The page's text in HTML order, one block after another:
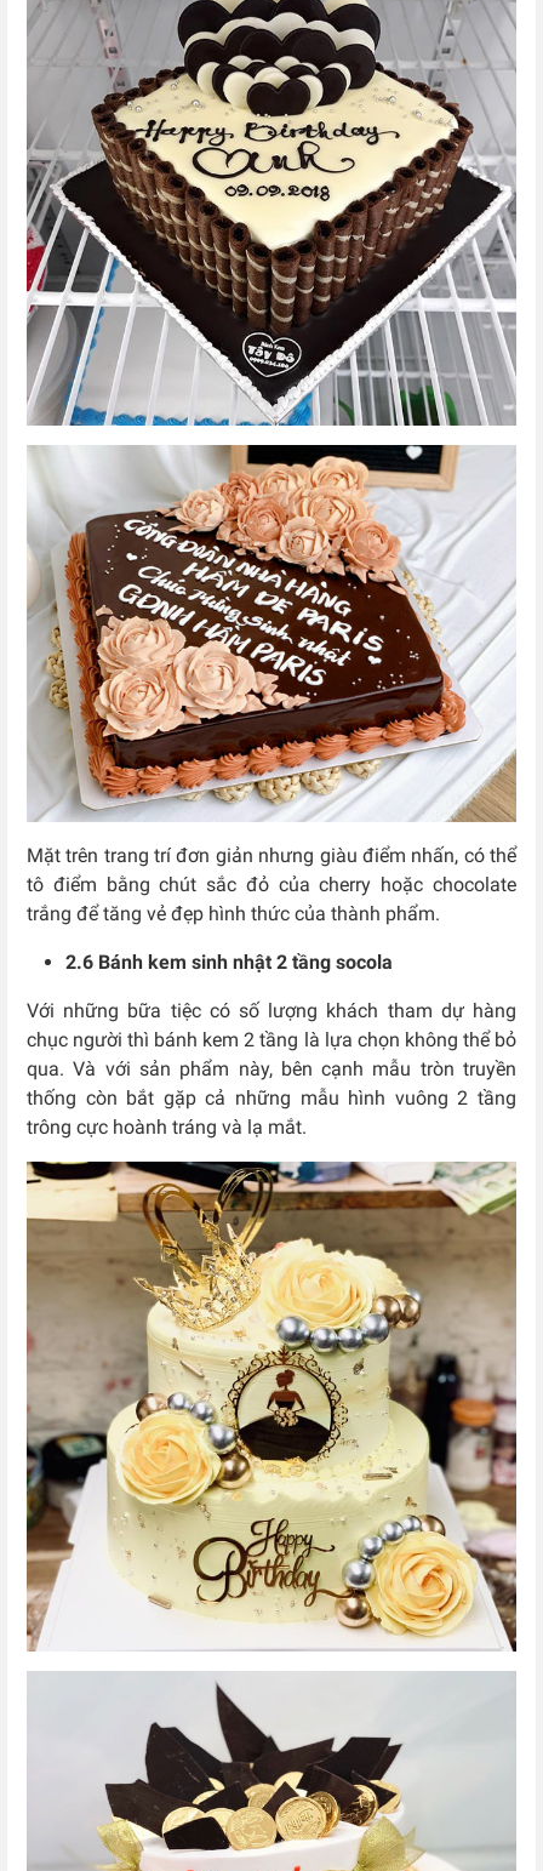
Mặt trên trang trí đơn giản nhưng giàu điểm nhấn, có thể
tô điểm bằng chút sắc đỏ của cherry hoặc chocolate
trắng để tăng vẻ đẹp hình thức của thành phẩm.
2.6 Bánh kem sinh nhật 2 tầng socola
Với những bữa tiệc có số lượng khách tham dự hàng
chục người thì bánh kem 2 tầng là lựa chọn không thể bỏ
qua. Và với sản phẩm này, bên cạnh mẫu tròn truyền
thống còn bắt gặp cả những mẫu hình vuông 2 tầng
trông cực hoành tráng và lạ mắt.